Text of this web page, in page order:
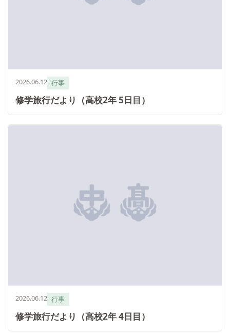
2026.06.12 行事
修学旅行だより（高校2年 5日目）
2026.06.12 行事
修学旅行だより（高校2年 4日目）